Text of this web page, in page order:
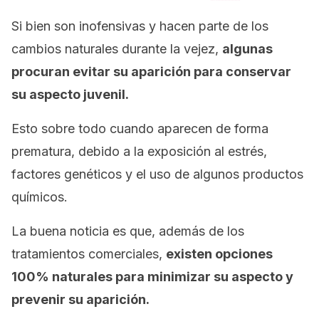
Si bien son inofensivas y hacen parte de los
cambios naturales durante la vejez, algunas
procuran evitar su aparición para conservar
su aspecto juvenil.
Esto sobre todo cuando aparecen de forma
prematura, debido a la exposición al estrés,
factores genéticos y el uso de algunos productos
químicos.
La buena noticia es que, además de los
tratamientos comerciales, existen opciones
100% naturales para minimizar su aspecto y
prevenir su aparición.